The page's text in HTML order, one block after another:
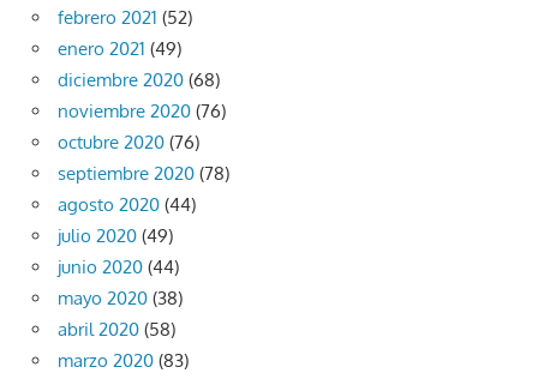
febrero 2021 (52)
enero 2021 (49)
diciembre 2020 (68)
noviembre 2020 (76)
octubre 2020 (76)
septiembre 2020 (78)
agosto 2020 (44)
julio 2020 (49)
junio 2020 (44)
mayo 2020 (38)
abril 2020 (58)
marzo 2020 (83)